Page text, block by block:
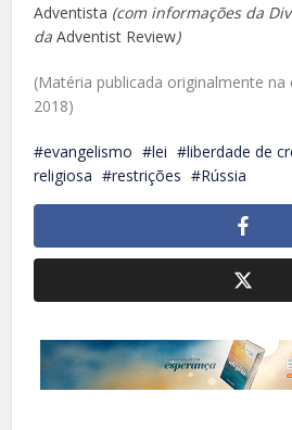
Adventista (com informações da
daAdventist Review)
(Matéria publicada originalmente
2018)
evangelismo lei liberdade de
religiosa
restrições Rússia